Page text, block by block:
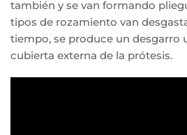
también y se van formando
tipos de rozamiento van
tiempo, se produce un desgarro
cubierta externa de la prótesis.